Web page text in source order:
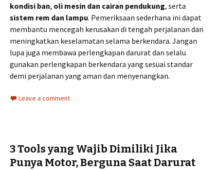
kondisi ban, oli mesin dan cairan pendukung, serta
sistem rem dan lampu. Pemeriksaan sederhana ini dapat
membantu mencegah kerusakan di tengah perjalanan dan
meningkatkan keselamatan selama berkendara. Jangan
lupa juga membawa perlengkapan darurat dan selalu
gunakan perlengkapan berkendara yang sesuai standar
demi perjalanan yang aman dan menyenangkan.
Leave a comment
3 Tools yang Wajib Dimiliki Jika
Punya Motor, Berguna Saat Darurat